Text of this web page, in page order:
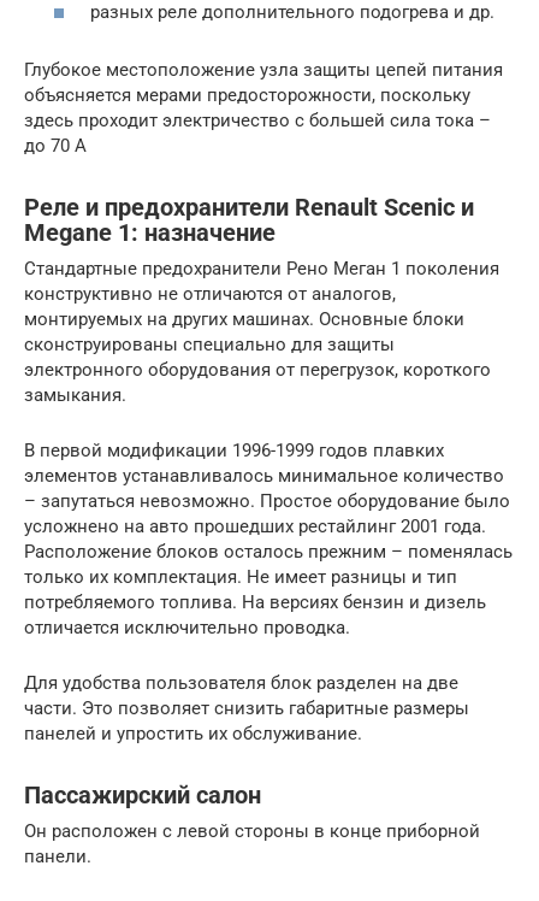
разных реле дополнительного подогрева и др.
Глубокое местоположение узла защиты цепей питания
объясняется мерами предосторожности, поскольку
здесь проходит электричество с большей сила тока –
до 70 А
Реле и предохранители Renault Scenic и
Megane 1: назначение
Стандартные предохранители Рено Меган 1 поколения
конструктивно не отличаются от аналогов,
монтируемых на других машинах. Основные блоки
сконструированы специально для защиты
электронного оборудования от перегрузок, короткого
замыкания.
В первой модификации 1996-1999 годов плавких
элементов устанавливалось минимальное количество
– запутаться невозможно. Простое оборудование было
усложнено на авто прошедших рестайлинг 2001 года.
Расположение блоков осталось прежним – поменялась
только их комплектация. Не имеет разницы и тип
потребляемого топлива. На версиях бензин и дизель
отличается исключительно проводка.
Для удобства пользователя блок разделен на две
части. Это позволяет снизить габаритные размеры
панелей и упростить их обслуживание.
Пассажирский салон
Он расположен с левой стороны в конце приборной
панели.